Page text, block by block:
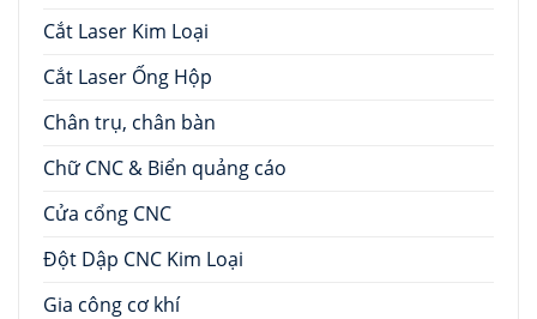
Cắt Laser Kim Loại
Cắt Laser Ống Hộp
Chân trụ, chân bàn
Chữ CNC & Biển quảng cáo
Cửa cổng CNC
Đột Dập CNC Kim Loại
Gia công cơ khí